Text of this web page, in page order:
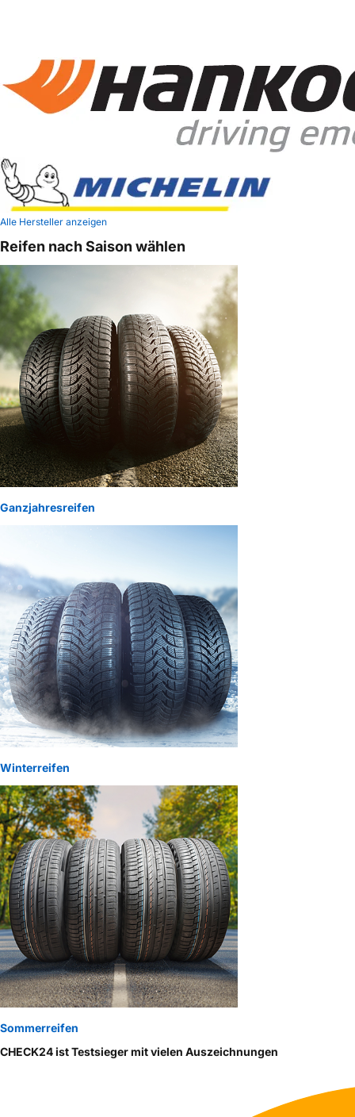
Alle Hersteller anzeigen
Reifen nach Saison wählen
Ganzjahresreifen
Winterreifen
Sommerreifen
CHECK24 ist Testsieger mit vielen Auszeichnungen